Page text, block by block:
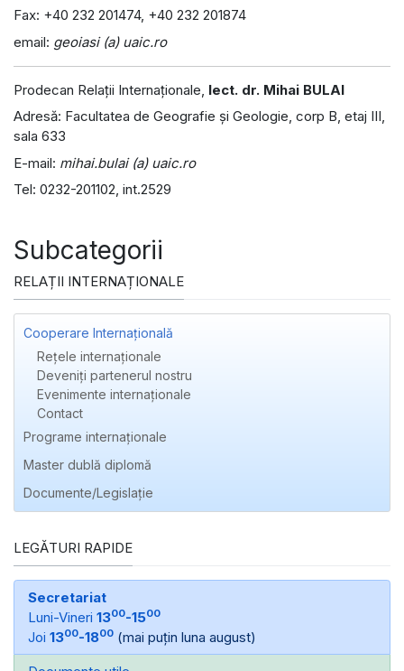
Fax: +40 232 201474, +40 232 201874
email: geoiasi (a) uaic.ro
Prodecan Relaţii Internaţionale, lect. dr. Mihai BULAI
Adresă: Facultatea de Geografie şi Geologie, corp B, etaj III,
sala 633
E-mail: mihai.bulai (a) uaic.ro
Tel: 0232-201102, int.2529
Subcategorii
RELAȚII INTERNAȚIONALE
Cooperare Internațională
Rețele internaționale
Deveniți partenerul nostru
Evenimente internaționale
Contact
Programe internaționale
Master dublă diplomă
Documente/Legislație
LEGĂTURI RAPIDE
Secretariat
Luni-Vineri 1300-1500
Joi 1300-1800 (mai puțin luna august)